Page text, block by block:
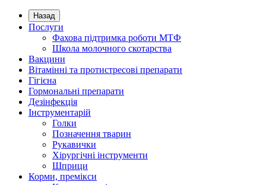
Назад
Послуги
Фахова підтримка роботи МТФ
Школа молочного скотарства
Вакцини
Вітамінні та протистресові препарати
Гігієна
Гормональні препарати
Дезінфекція
Інструментарій
Голки
Позначення тварин
Рукавички
Хірургічні інструменти
Шприци
Корми, премікси